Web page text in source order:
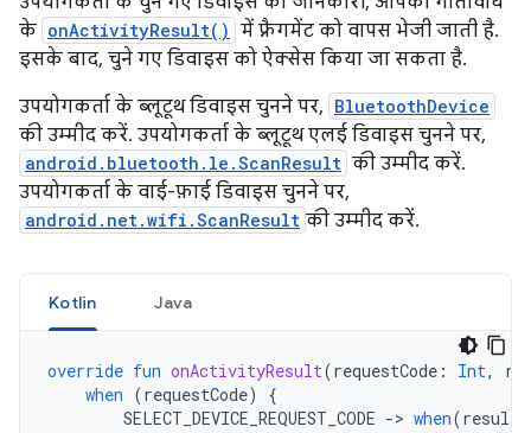
के onActivityResult() में फ़्रैगमेंट को वापस भेजी जाती है.
इसके बाद, चुने गए डिवाइस को ऐक्सेस किया जा सकता है.
उपयोगकर्ता के ब्लूटूथ डिवाइस चुनने पर, BluetoothDevice
की उम्मीद करें. उपयोगकर्ता के ब्लूटूथ एलई डिवाइस चुनने पर,
android.bluetooth.le.ScanResult की उम्मीद करें.
उपयोगकर्ता के वाई-फ़ाई डिवाइस चुनने पर,
android.net.wifi.ScanResult की उम्मीद करें.
Kotlin Java
override fun onActivityResult(requestCode : Int,
when (requestCode)
{
SELECT_DEVICE_REQUEST_CODE -> when(